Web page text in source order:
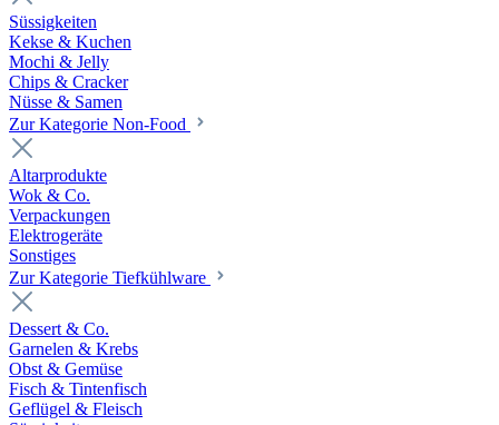
Süssigkeiten
Kekse & Kuchen
Mochi & Jelly
Chips & Cracker
Nüsse & Samen
Zur Kategorie Non-Food
Altarprodukte
Wok & Co.
Verpackungen
Elektrogeräte
Sonstiges
Zur Kategorie Tiefkühlware
Dessert & Co.
Garnelen & Krebs
Obst & Gemüse
Fisch & Tintenfisch
Geflügel & Fleisch